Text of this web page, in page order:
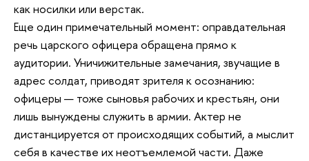
как носилки или верстак.
Еще один примечательный момент: оправдательная
речь царского офицера обращена прямо к
аудитории. Уничижительные замечания, звучащие в
адрес солдат, приводят зрителя к осознанию:
офицеры — тоже сыновья рабочих и крестьян, они
лишь вынуждены служить в армии. Актер не
дистанцируется от происходящих событий, а мыслит
себя в качестве их неотъемлемой части. Даже